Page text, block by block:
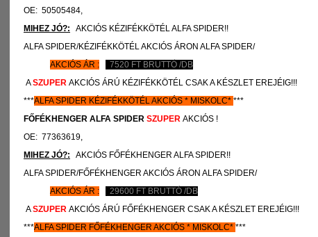
OE: 50505484,
MIHEZ JÓ?: AKCIÓS KÉZIFÉKKÖTÉL ALFA SPIDER!!
ALFA SPIDER/KÉZIFÉKKÖTÉL AKCIÓS ÁRON ALFA SPIDER/
AKCIÓS ÁR :
7520 FT BRUTTÓ /DB
ASZUPER AKCIÓS ÁRÚ KÉZIFÉKKÖTÉL CSAK A KÉSZLET EREJÉIG!!!
***ALFA SPIDER KÉZIFÉKKÖTÉLAKCIÓS * MISKOLC* ***
FŐFÉKHENGER ALFA SPIDER SZUPER AKCIÓS !
OE: 77363619,
MIHEZ JÓ?: AKCIÓS FŐFÉKHENGER ALFA SPIDER!!
ALFA SPIDER/FŐFÉKHENGER AKCIÓS ÁRON ALFA SPIDER/
AKCIÓS ÁR :
29600 FT BRUTTÓ /DB
ASZUPER AKCIÓS ÁRÚ FŐFÉKHENGER CSAK A KÉSZLET EREJÉIG!!!
***ALFA SPIDER FŐFÉKHENGER AKCIÓS * MISKOLC* ***